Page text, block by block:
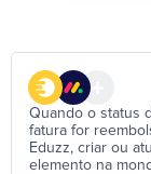
Quando o status
fatura for
Eduzz, criar ou
elemento na